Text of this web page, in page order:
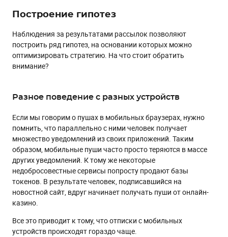
Построение гипотез
Наблюдения за результатами рассылок позволяют
построить ряд гипотез, на основании которых можно
оптимизировать стратегию. На что стоит обратить
внимание?
Разное поведение с разных устройств
Если мы говорим о пушах в мобильных браузерах, нужно
помнить, что параллельно с ними человек получает
множество уведомлений из своих приложений. Таким
образом, мобильные пуши часто просто теряются в массе
других уведомлений. К тому же некоторые
недобросовестные сервисы попросту продают базы
токенов. В результате человек, подписавшийся на
новостной сайт, вдруг начинает получать пуши от онлайн-
казино.
Все это приводит к тому, что отписки с мобильных
устройств происходят гораздо чаще.